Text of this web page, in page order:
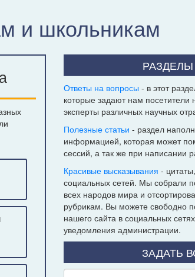
и школьникам
Ответы на вопросы - в этот
которые задают нам посетители
эксперты различных научных
Полезные статьи - раздел
информацией, которая может
сессий, а так же при написании
Красивые высказывания -
социальных сетей. Мы собрали
всех народов мира и
рубрикам. Вы можете свободно
нашего сайта в социальных
уведомления администрации.
ЗАДАТЬ